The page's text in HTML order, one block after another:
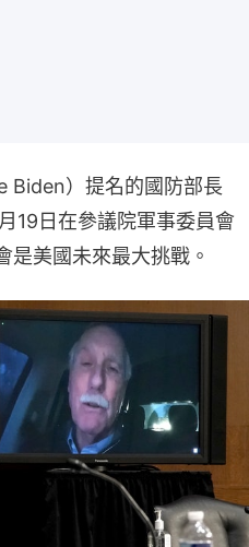
Biden）提名的國防部長
19日在參議院軍事委員會
是美國未來最大挑戰。